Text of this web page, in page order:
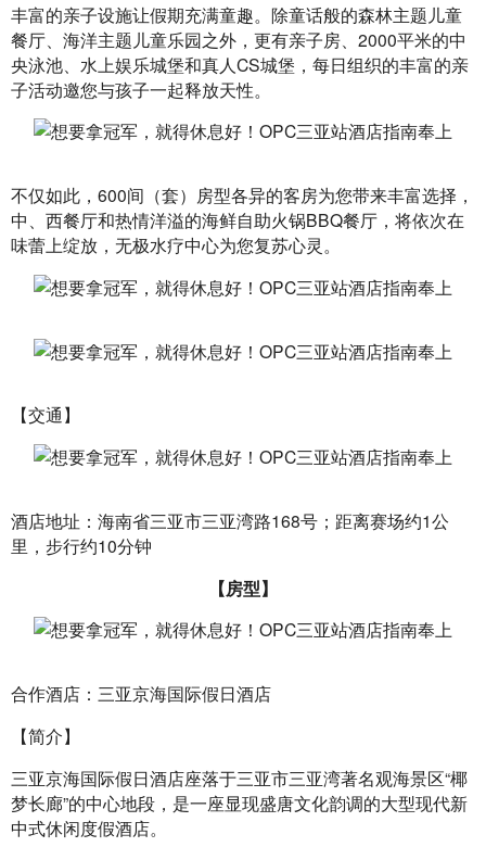
丰富的亲子设施让假期充满童趣。除童话般的森林主题儿童
餐厅、海洋主题儿童乐园之外，更有亲子房、2000平米的中
央泳池、水上娱乐城堡和真人CS城堡，每日组织的丰富的亲
子活动邀您与孩子一起释放天性。
不仅如此，600间（套）房型各异的客房为您带来丰富选择，
中、西餐厅和热情洋溢的海鲜自助火锅BBQ餐厅，将依次在
味蕾上绽放，无极水疗中心为您复苏心灵。
【交通】
酒店地址：海南省三亚市三亚湾路168号；距离赛场约1公
里，步行约10分钟
【房型】
合作酒店：三亚京海国际假日酒店
【简介】
三亚京海国际假日酒店座落于三亚市三亚湾著名观海景区“椰
梦长廊”的中心地段，是一座显现盛唐文化韵调的大型现代新
中式休闲度假酒店。